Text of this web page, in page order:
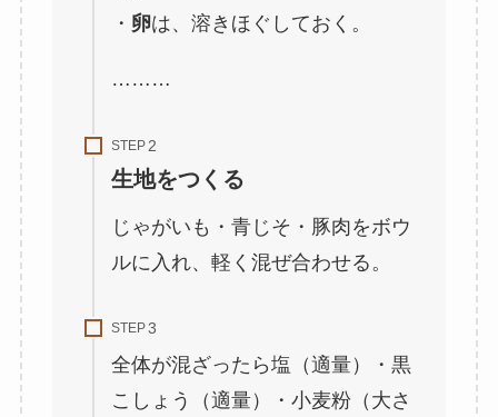
・ 卵は、溶きほぐしておく。
………
STEP
生地をつくる
じゃがいも・青じそ・豚肉をボウ
ルに入れ、軽く混ぜ合わせる。
STEP
全体が混ざったら塩（適量）・黒
こしょう（適量）・小麦粉（大さ